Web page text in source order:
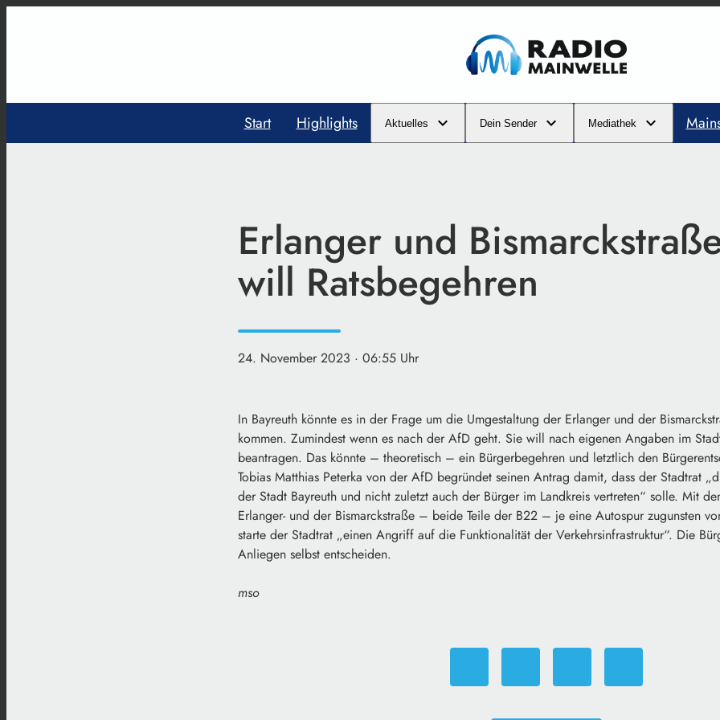
Start Highlights Aktuelles Dein Sender Mediathek
Erlanger und
will Ratsbegehren
24. November 2023 · 06:55 Uhr
In Bayreuth könnte es in der Frage um die Umgestaltung der Erlanger und der
kommen. Zumindest wenn es nach der AfD geht. Sie will nach eigenen Angaben im
beantragen. Das könnte – theoretisch – ein Bürgerbegehren und letztlich den
Tobias Matthias Peterka von der AfD begründet seinen Antrag damit, dass der Stadtrat
der Stadt Bayreuth und nicht zuletzt auch der Bürger im Landkreis vertreten“ solle. Mit
Erlanger- und der Bismarckstraße – beide Teile der B22 – je eine Autospur zugunsten
starte der Stadtrat „einen Angriff auf die Funktionalität der Verkehrsinfrastruktur“. Die
Anliegen selbst entscheiden.
mso